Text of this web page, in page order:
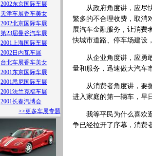
2002东京国际车展
天津车展香车美女
2002北京国际车展
第23届曼谷汽车展
2001上海国际车展
2002日内瓦车展
台北车展香车美女
2001东京国际车展
2001悉尼国际车展
2001法兰克福车展
2001长春汽博会
>>更多车展专题
从政府角度讲，应尽快
繁多的不合理收费，取消
展汽车金融服务，让消费
快城市道路、停车场建设
从企业角度讲，应勇敢
量和服务，迅速做大汽车
从消费者角度讲，要摒
进入家庭的第一辆车，早
我等平民为什么喜欢逛
争已经拉开了序幕，消费